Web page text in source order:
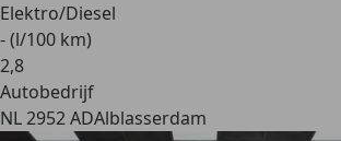
Elektro/Diesel
- (l/100 km)
2,8
Autobedrijf
NL 2952 ADAlblasserdam